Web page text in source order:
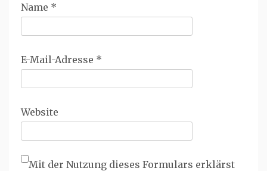
Name *
E-Mail-Adresse *
Website
Mit der Nutzung dieses Formulars erklärst